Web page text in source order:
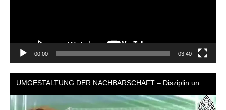
00:00 03:40